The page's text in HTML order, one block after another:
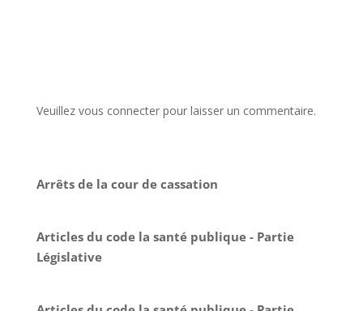
Veuillez vous connecter pour laisser un commentaire.
Arrêts de la cour de cassation
Articles du code la santé publique - Partie
Législative